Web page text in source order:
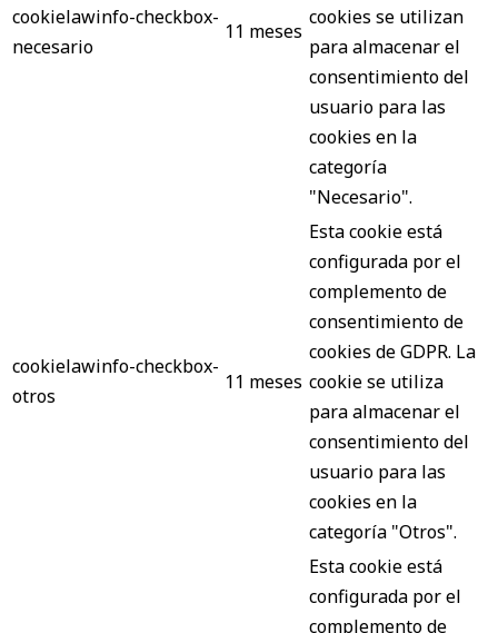
cookielawinfo-checkbox-
necesario
11 meses
cookies se utilizan
para almacenar el
consentimiento del
usuario para las
cookies en la
categoría
"Necesario".
cookielawinfo-checkbox-
otros
11 meses
Esta cookie está
configurada por el
complemento de
consentimiento de
cookies de GDPR. La
cookie se utiliza
para almacenar el
consentimiento del
usuario para las
cookies en la
categoría "Otros".
Esta cookie está
configurada por el
complemento de